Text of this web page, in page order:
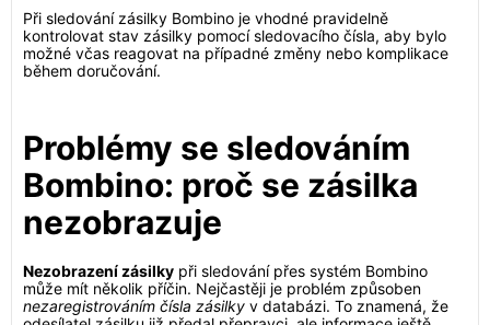
Při sledování zásilky Bombino je vhodné pravidelně
kontrolovat stav zásilky pomocí sledovacího čísla, aby bylo
možné včas reagovat na případné změny nebo komplikace
během doručování.
Problémy se sledováním
Bombino: proč se zásilka
nezobrazuje
Nezobrazení zásilky při sledování přes systém Bombino
může mít několik příčin. Nejčastěji je problém způsoben
nezaregistrováním čísla zásilky v databázi. To znamená, že